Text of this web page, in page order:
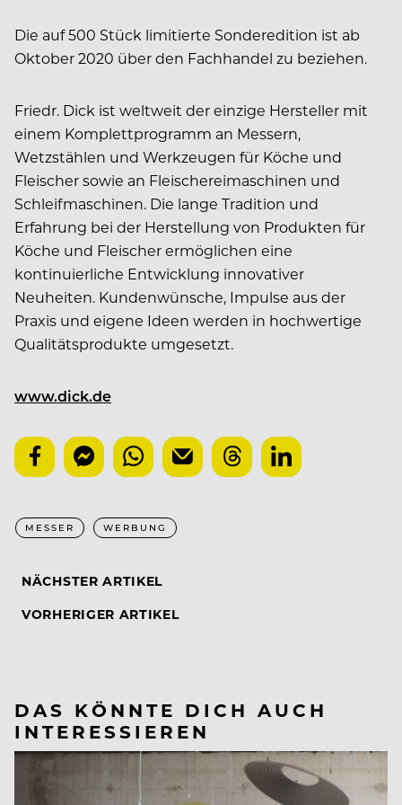
Die auf 500 Stück limitierte Sonder­edition ist ab
Oktober 2020 über den Fachhandel zu beziehen.
Friedr. Dick ist weltweit der einzige Hersteller mit
einem Komplettprogramm an Messern,
Wetzstählen und Werkzeugen für Köche und
Fleischer sowie an Fleischereimaschinen und
Schleifmaschinen. Die lange Tradition und
Erfahrung bei der Herstellung von Produkten für
Köche und Fleischer ermöglichen eine
kontinuierliche Entwicklung innovativer
Neuheiten. Kundenwünsche, Impulse aus der
Praxis und eigene Ideen werden in hochwertige
Qualitätsprodukte umgesetzt.
www.dick.de
MESSER WERBUNG
NÄCHSTER ARTIKEL
VORHERIGER ARTIKEL
DAS KÖNNTE DICH AUCH
INTERESSIEREN